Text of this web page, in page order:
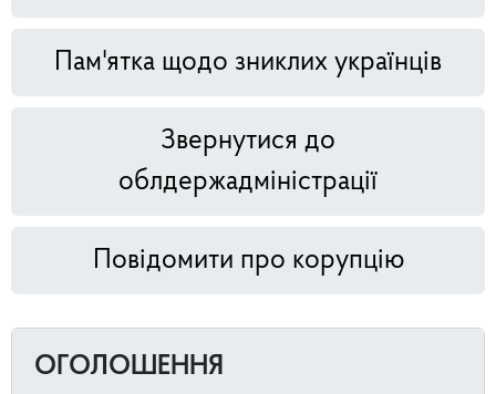
Пам'ятка щодо зниклих українців
Звернутися до
облдержадміністрації
Повідомити про корупцію
ОГОЛОШЕННЯ